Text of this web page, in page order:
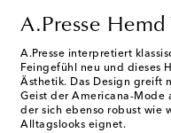
A.Presse
A.Presse interpretiert
Feingefühl neu und dieses
Ästhetik. Das Design greift
Geist der Americana-Mode
der sich ebenso robust wie
Alltagslooks eignet.